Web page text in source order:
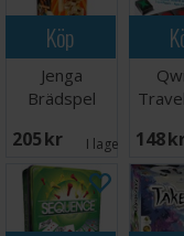
Köp
Jenga
Brädspel
205 SEK I lager: 148